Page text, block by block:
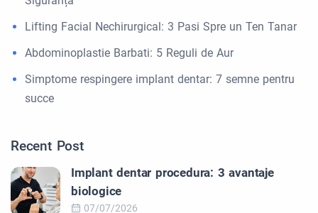
Lifting Facial Nechirurgical: 3 Pasi Spre un Ten Tanar
Abdominoplastie Barbati: 5 Reguli de Aur
Simptome respingere implant dentar: 7 semne pentru
succe
Recent Post
Implant dentar procedura: 3 avantaje
biologice
07/07/2026